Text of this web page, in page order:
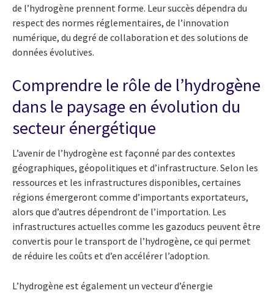
de l’hydrogène prennent forme. Leur succès dépendra du
respect des normes réglementaires, de l’innovation
numérique, du degré de collaboration et des solutions de
données évolutives.
Comprendre le rôle de l’hydrogène
dans le paysage en évolution du
secteur énergétique
L’avenir de l’hydrogène est façonné par des contextes
géographiques, géopolitiques et d’infrastructure. Selon les
ressources et les infrastructures disponibles, certaines
régions émergeront comme d’importants exportateurs,
alors que d’autres dépendront de l’importation. Les
infrastructures actuelles comme les gazoducs peuvent être
convertis pour le transport de l’hydrogène, ce qui permet
de réduire les coûts et d’en accélérer l’adoption.
L’hydrogène est également un vecteur d’énergie